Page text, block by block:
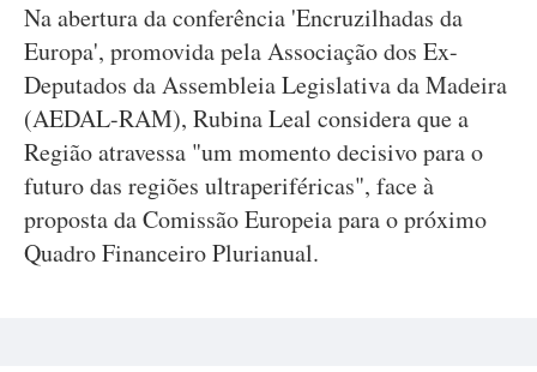
Na abertura da conferência 'Encruzilhadas da
Europa', promovida pela Associação dos Ex-
Deputados da Assembleia Legislativa da Madeira
(AEDAL-RAM), Rubina Leal considera que a
Região atravessa "um momento decisivo para o
futuro das regiões ultraperiféricas", face à
proposta da Comissão Europeia para o próximo
Quadro Financeiro Plurianual.